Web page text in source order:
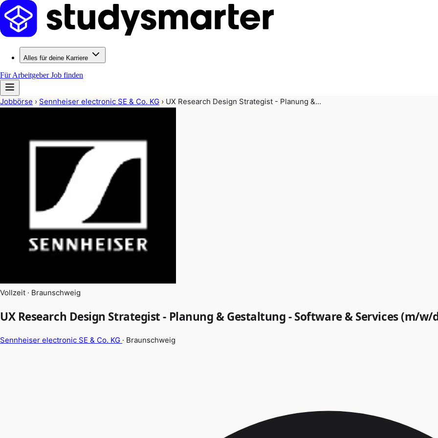
Alles für deine Karriere
Für ArbeitgeberJob finden
Jobbörse › Sennheiser electronic SE & Co. KG › UX Research Design Strategist - Planung &…
Vollzeit · Braunschweig
UX Research Design Strategist - Planung & Gestaltung - Software & Services (m/w/
Sennheiser electronic SE & Co. KG · Braunschweig